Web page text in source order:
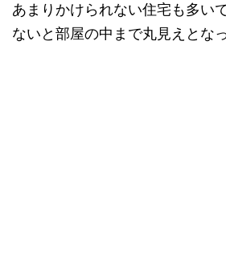
あまりかけられない住宅も多い
ないと部屋の中まで丸見えとな